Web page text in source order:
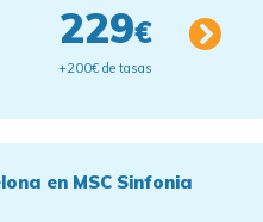
229€
+200€ de tasas
en MSC Sinfonia